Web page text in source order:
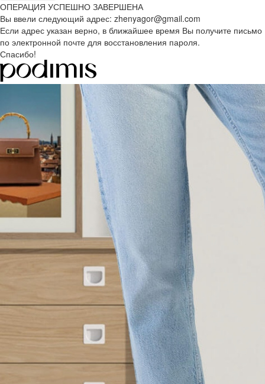
ОПЕРАЦИЯ УСПЕШНО ЗАВЕРШЕНА
Вы ввели следующий адрес: zhenyagor@gmail.com
Если адрес указан верно, в ближайшее время Вы получите письмо
по электронной почте для восстановления пароля.
Спасибо!